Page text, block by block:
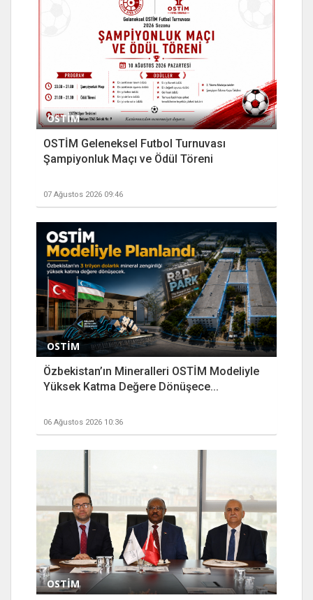
OSTİM
OSTİM Geleneksel Futbol Turnuvası
Şampiyonluk Maçı ve Ödül Töreni
07 Ağustos 2026 09:46
OSTİM
Özbekistan’ın Mineralleri OSTİM Modeliyle
Yüksek Katma Değere Dönüşece...
06 Ağustos 2026 10:36
OSTİM